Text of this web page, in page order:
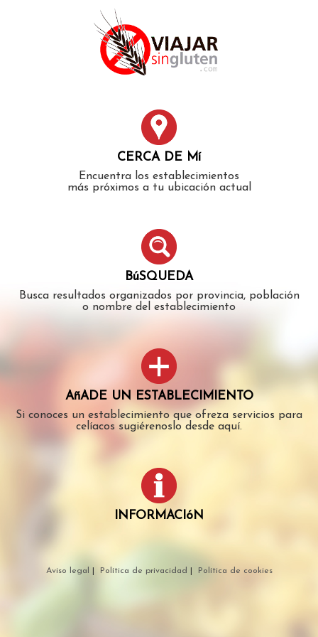
CERCA DE Mí
Encuentra los establecimientos
más próximos a tu ubicación actual
BúSQUEDA
Busca resultados organizados por provincia, población
o nombre del establecimiento
AñADE UN ESTABLECIMIENTO
Si conoces un establecimiento que ofreza servicios para
celíacos sugiérenoslo desde aquí.
INFORMACIóN
Aviso legal Política de privacidad Política de cookies
authorized to show the cookie declaration for domain group
ID 546ddaab-b478-4440-aa8a-3b0205284212. Please add it to
the domain group in the Cookiebot Manager to authorize